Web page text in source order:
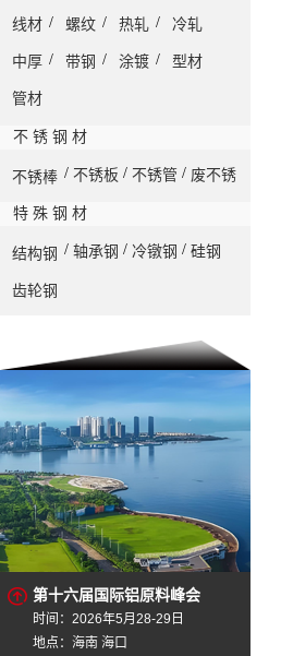
线材 / 螺纹 / 热轧 / 冷轧
中厚 / 带钢 / 涂镀 / 型材
管材
不 锈 钢 材
不锈棒 / 不锈板 / 不锈管 / 废不锈
特 殊 钢 材
结构钢 / 轴承钢 / 冷镦钢 / 硅钢
齿轮钢
第十六届国际铝原料峰会
时间：2026年5月28-29日
地点：海南 海口